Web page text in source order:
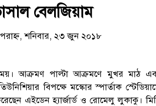
বেলজিয়াম
শনিবার, ২৩ জুন ২০১৮
আক্রমণ পাল্টা আক্রমণে মুখর মাঠ
বিপক্ষে মস্কোর স্পার্তাক
এইডেন হ্যার্জার্ড ও রোমেলু লুকাকু।